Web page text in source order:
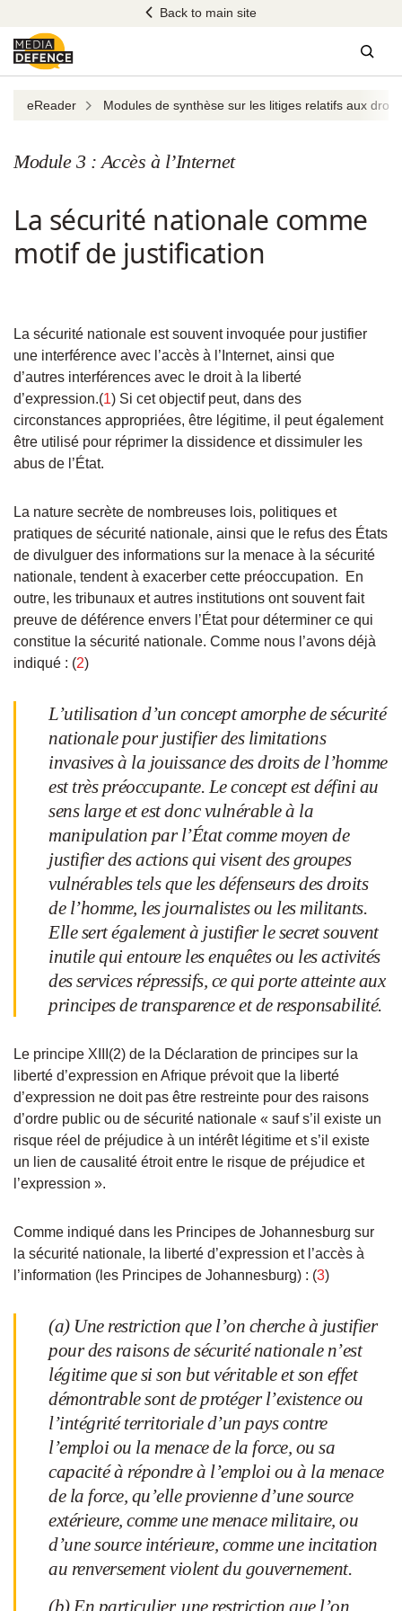
content
Back to main site
eReader Modules de synthèse sur les litiges relatifs aux
La sécurité nationale comme
motif de justification
Module 3 : Accès à l’Internet
La sécurité nationale est souvent invoquée pour justifier
une interférence avec l’accès à l’Internet, ainsi que
d’autres interférences avec le droit à la liberté
d’expression.(1) Si cet objectif peut, dans des
circonstances appropriées, être légitime, il peut également
être utilisé pour réprimer la dissidence et dissimuler les
abus de l’État.
La nature secrète de nombreuses lois, politiques et
pratiques de sécurité nationale, ainsi que le refus des États
de divulguer des informations sur la menace à la sécurité
nationale, tendent à exacerber cette préoccupation. En
outre, les tribunaux et autres institutions ont souvent fait
preuve de déférence envers l’État pour déterminer ce qui
constitue la sécurité nationale. Comme nous l’avons déjà
indiqué : (2)
L’utilisation d’un concept amorphe de sécurité
nationale pour justifier des limitations
invasives à la jouissance des droits de l’homme
est très préoccupante. Le concept est défini au
sens large et est donc vulnérable à la
manipulation par l’État comme moyen de
justifier des actions qui visent des groupes
vulnérables tels que les défenseurs des droits
de l’homme, les journalistes ou les militants.
Elle sert également à justifier le secret souvent
inutile qui entoure les enquêtes ou les activités
des services répressifs, ce qui porte atteinte aux
principes de transparence et de responsabilité.
Le principe XIII(2) de la Déclaration de principes sur la
liberté d’expression en Afrique prévoit que la liberté
d’expression ne doit pas être restreinte pour des raisons
d’ordre public ou de sécurité nationale « sauf s’il existe un
risque réel de préjudice à un intérêt légitime et s’il existe
un lien de causalité étroit entre le risque de préjudice et
l’expression ».
Comme indiqué dans les Principes de Johannesburg sur
la sécurité nationale, la liberté d’expression et l’accès à
l’information (les Principes de Johannesburg) : (3)
(a) Une restriction que l’on cherche à justifier
pour des raisons de sécurité nationale n’est
légitime que si son but véritable et son effet
démontrable sont de protéger l’existence ou
l’intégrité territoriale d’un pays contre
l’emploi ou la menace de la force, ou sa
capacité à répondre à l’emploi ou à la menace
de la force, qu’elle provienne d’une source
extérieure, comme une menace militaire, ou
d’une source intérieure, comme une incitation
au renversement violent du gouvernement.
(b) En particulier, une restriction que l’on